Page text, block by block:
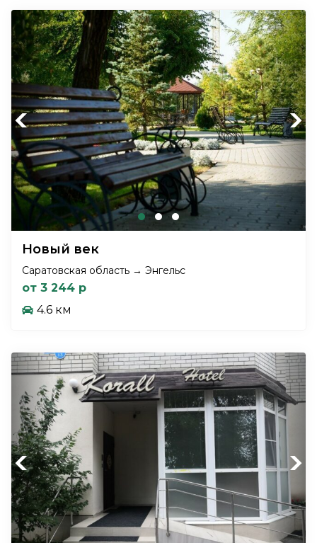
Previous Next
Новый век
Саратовская область → Энгельс
от 3 244 р
4.6 км
Previous Next